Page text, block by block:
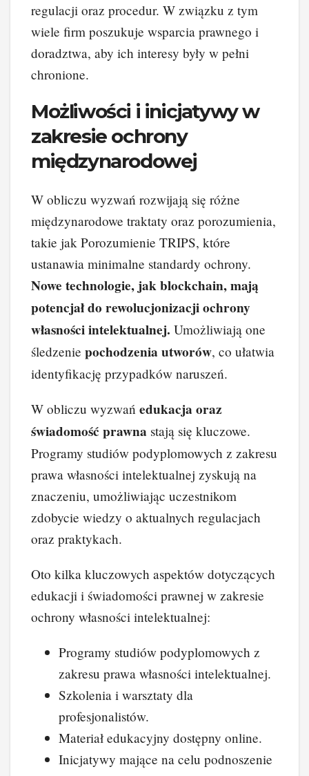
regulacji oraz procedur. W związku z tym
wiele firm poszukuje wsparcia prawnego i
doradztwa, aby ich interesy były w pełni
chronione.
Możliwości i inicjatywy w
zakresie ochrony
międzynarodowej
W obliczu wyzwań rozwijają się różne
międzynarodowe traktaty oraz porozumienia,
takie jak Porozumienie TRIPS, które
ustanawia minimalne standardy ochrony.
Nowe technologie, jak blockchain, mają
potencjał do rewolucjonizacji ochrony
własności intelektualnej. Umożliwiają one
śledzenie pochodzenia utworów, co ułatwia
identyfikację przypadków naruszeń.
W obliczu wyzwań edukacja oraz
świadomość prawna stają się kluczowe.
Programy studiów podyplomowych z zakresu
prawa własności intelektualnej zyskują na
znaczeniu, umożliwiając uczestnikom
zdobycie wiedzy o aktualnych regulacjach
oraz praktykach.
Oto kilka kluczowych aspektów dotyczących
edukacji i świadomości prawnej w zakresie
ochrony własności intelektualnej:
Programy studiów podyplomowych z
zakresu prawa własności intelektualnej.
Szkolenia i warsztaty dla
profesjonalistów.
Materiał edukacyjny dostępny online.
Inicjatywy mające na celu podnoszenie